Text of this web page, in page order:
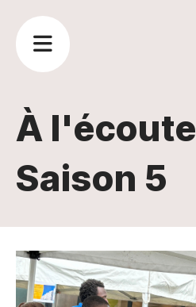
À l'écoute
Saison 5